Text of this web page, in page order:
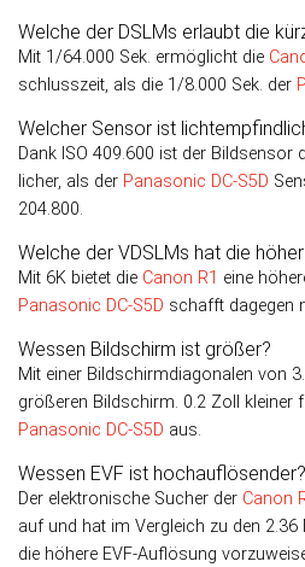
Welche der DSLMs erlaubt die
Mit 1/64.000 Sek. er­mög­licht die
schluss­zeit, als die 1/8.000 Sek. der
Welcher Sensor ist
Dank ISO 409.600 ist der Bild­sensor
licher, als der Panasonic DC-S5D
204.800.
Welche der VDSLMs hat die
Mit 6K bietet die Canon R1 eine
Panasonic DC-S5D schafft dagegen
Wessen Bildschirm ist größer?
Mit einer Bildschirmdiagonalen von
größeren Bild­schirm. 0.2 Zoll kleiner
Panasonic DC-S5D aus.
Wessen EVF ist hochauflösender?
Der elektronische Sucher der Canon
auf und hat im Ver­gleich zu den 2.36
die höhere EVF-Auflösung